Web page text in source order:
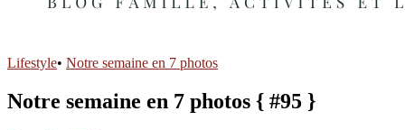
Lifestyle• Notre semaine en 7 photos
Notre semaine en 7 photos { #95 }